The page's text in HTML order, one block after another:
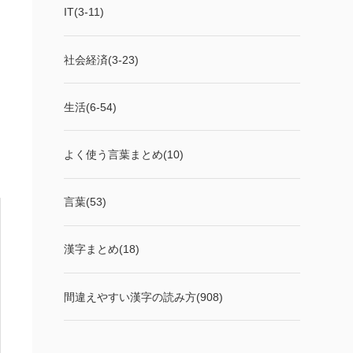
IT(3-11)
社会経済(3-23)
生活(6-54)
よく使う言葉まとめ(10)
言葉(53)
漢字まとめ(18)
間違えやすい漢字の読み方(908)